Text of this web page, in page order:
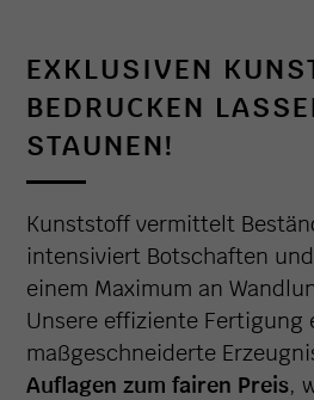
EXKLUSIVEN
BEDRUCKEN
STAUNEN!
Kunststoff vermittelt
intensiviert Botschaften
einem Maximum an
Unsere effiziente Fertigung
maßgeschneiderte
Auflagen zum fairen Preis,